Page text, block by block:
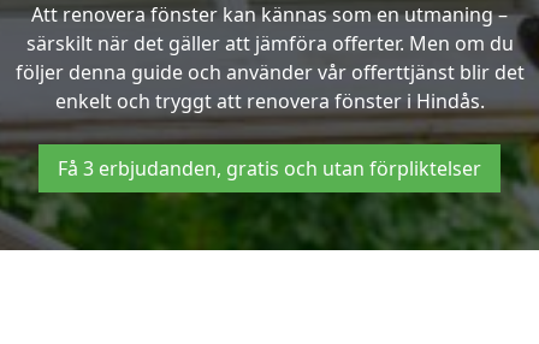
Att renovera fönster kan kännas som en utmaning –
särskilt när det gäller att jämföra offerter. Men om du
följer denna guide och använder vår offerttjänst blir det
enkelt och tryggt att renovera fönster i Hindås.
Få 3 erbjudanden, gratis och utan förpliktelser